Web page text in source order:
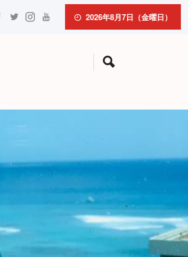
2026年8月7日（金曜日）